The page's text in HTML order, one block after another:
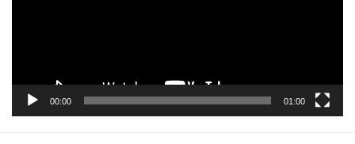
00:00 01:00